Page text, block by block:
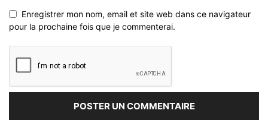
Enregistrer mon nom, email et site web dans ce navigateur
pour la prochaine fois que je commenterai.